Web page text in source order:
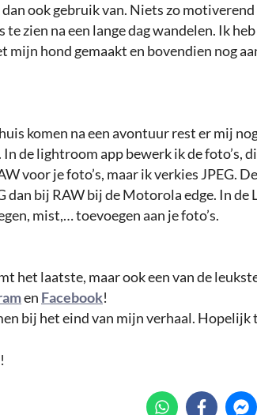
dan ook gebruik van. Niets zo
zien na een lange dag wandelen. Ik
mijn hond gemaakt en bovendien nog
komen na een avontuur rest er mij
In de lightroom app bewerk ik de foto’s,
voor je foto’s, maar ik verkies JPEG.
dan bij RAW bij de Motorola edge. In de
mist,… toevoegen aan je foto’s.
het laatste, maar ook een van de
en Facebook!
bij het eind van mijn verhaal. Hopelijk